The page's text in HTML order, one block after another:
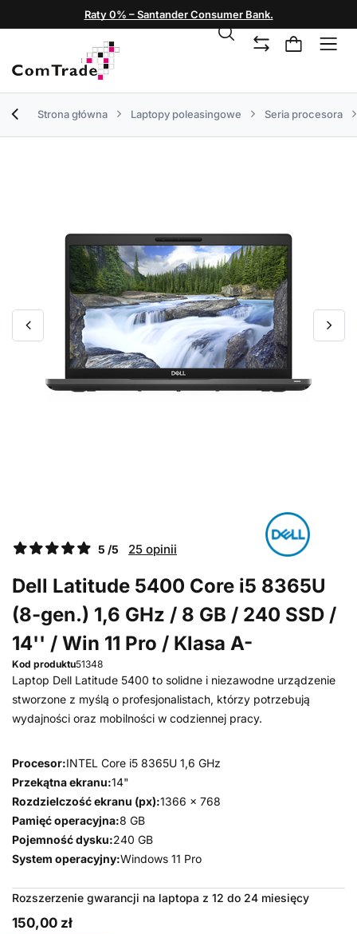
Raty 0% – Santander Consumer Bank.
Strona główna Laptopy poleasingowe Seria procesora
5 /5 25 opinii
Dell Latitude 5400 Core i5 8365U
(8-gen.) 1,6 GHz / 8 GB / 240 SSD /
14'' / Win 11 Pro / Klasa A-
Kod produktu51348
Laptop Dell Latitude 5400 to solidne i niezawodne urządzenie
stworzone z myślą o profesjonalistach, którzy potrzebują
wydajności oraz mobilności w codziennej pracy.
Procesor:INTEL Core i5 8365U 1,6 GHz
Przekątna ekranu:14"
Rozdzielczość ekranu (px):1366 x 768
Pamięć operacyjna:8 GB
Pojemność dysku:240 GB
System operacyjny:Windows 11 Pro
Rozszerzenie gwarancji na laptopa z 12 do 24 miesięcy
150,00 zł